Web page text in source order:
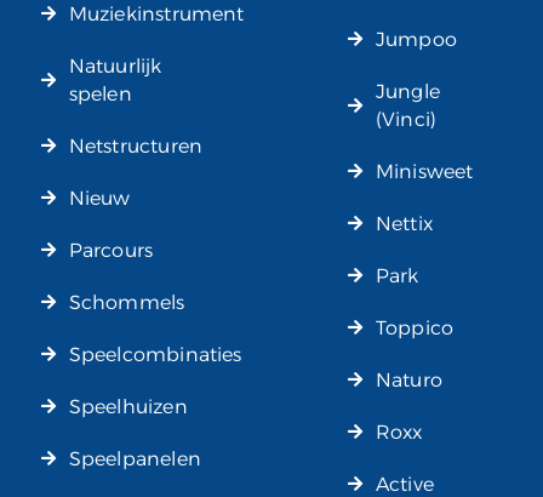
Muziekinstrument
Natuurlijk
spelen
Netstructuren
Nieuw
Parcours
Schommels
Speelcombinaties
Speelhuizen
Speelpanelen
Jumpoo
Jungle
(Vinci)
Minisweet
Nettix
Park
Toppico
Naturo
Roxx
Active